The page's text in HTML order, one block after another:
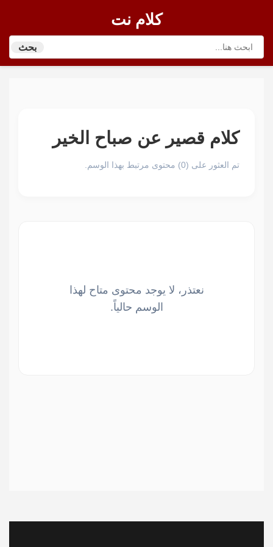
كلام نت
بحث
كلام قصير عن صباح الخير
تم العثور على (0) محتوى مرتبط بهذا الوسم.
نعتذر، لا يوجد محتوى متاح لهذا
الوسم حالياً.